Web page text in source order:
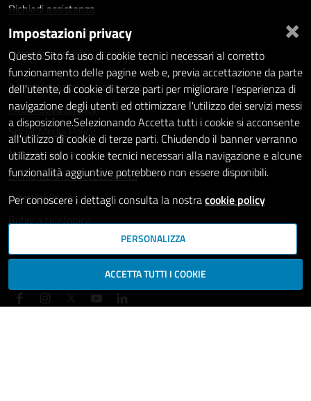
Richiedi assistenza
Statistiche dei Siti web
Intranet - accesso riservato
Amministrazione trasparente
Informativa privacy
Social Media Policy
Note legali
Dichiarazione di accessibilità
Whistleblowing
Rubrica telefonica
SEGUICI SU
×
Impostazioni privacy
Questo Sito fa uso di cookie tecnici necessari al corretto
funzionamento delle pagine web e, previa accettazione da parte
dell'utente, di cookie di terze parti per migliorare l'esperienza di
navigazione degli utenti ed ottimizzare l'utilizzo dei servizi messi
a disposizione.Selezionando Accetta tutti i cookie si acconsente
all'utilizzo di cookie di terze parti. Chiudendo il banner verranno
utilizzati solo i cookie tecnici necessari alla navigazione e alcune
funzionalità aggiuntive potrebbero non essere disponibili.
Per conoscere i dettagli consulta la nostracookie policy
PERSONALIZZA
ACCETTA TUTTI I COOKIE